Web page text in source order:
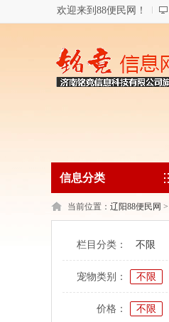
欢迎来到88便民网！
信息分类
当前位置： 辽阳88便民网 >
栏目分类： 不限
宠物类别： 不限
价格： 不限